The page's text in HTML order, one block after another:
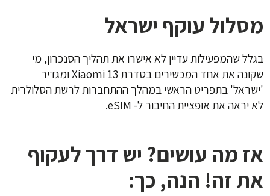
מסלול עוקף ישראל
בגלל שהמפעילות עדיין לא אישרו את תהליך הסנכרון, מי
שקונה את אחד המכשירים בסדרת Xiaomi 13 ומגדיר
'ישראל' בתפריט הראשי במהלך ההתחברות לרשת הסלולרית
לא יראה את אופציית החיבור ל- eSIM.
אז מה עושים? יש דרך לעקוף
את זה! הנה, כך: